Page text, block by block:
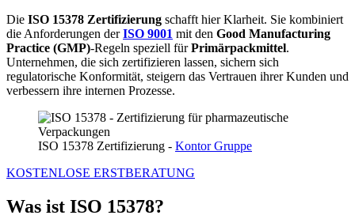
Die ISO 15378 Zertifizierung schafft hier Klarheit. Sie kombiniert
die Anforderungen derISO 9001 mit den Good Manufacturing
Practice (GMP)-Regeln speziell fürPrimärpackmittel.
Unternehmen, die sich zertifizieren lassen, sichern sich
regulatorische Konformität, steigern das Vertrauen ihrer Kunden und
verbessern ihre internen Prozesse.
ISO 15378 Zertifizierung - Kontor Gruppe
KOSTENLOSE ERSTBERATUNG
Was ist ISO 15378?